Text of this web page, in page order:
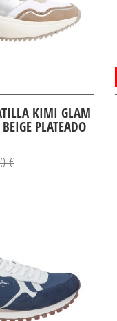
KIMI GLAM
PLATEADO
€